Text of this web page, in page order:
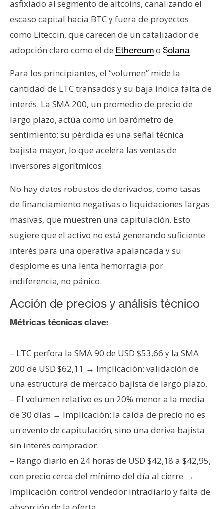
d
a
d
asfixiado al segmento de altcoins, canalizando el
escaso capital hacia BTC y fuera de proyectos
como Litecoin, que carecen de un catalizador de
adopción claro como el de Ethereumo Solana.
Para los principiantes, el “volumen” mide la
cantidad de LTC transados y su baja indica falta de
interés. La SMA 200, un promedio de precio de
largo plazo, actúa como un barómetro de
sentimiento; su pérdida es una señal técnica
bajista mayor, lo que acelera las ventas de
inversores algorítmicos.
No hay datos robustos de derivados, como tasas
de financiamiento negativas o liquidaciones largas
masivas, que muestren una capitulación. Esto
sugiere que el activo no está generando suficiente
interés para una operativa apalancada y su
desplome es una lenta hemorragia por
indiferencia, no pánico.
Acción de precios y análisis técnico
Métricas técnicas clave:
– LTC perfora la SMA 90 de USD $53,66 y la SMA
200 de USD $62,11 → Implicación: validación de
una estructura de mercado bajista de largo plazo.
– El volumen relativo es un 20% menor a la media
de 30 días → Implicación: la caída de precio no es
un evento de capitulación, sino una deriva bajista
sin interés comprador.
– Rango diario en 24 horas de USD $42,18 a $42,95,
con precio cerca del mínimo del día al cierre →
Implicación: control vendedor intradiario y falta de